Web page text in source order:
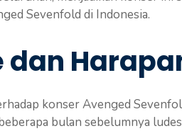
Sevenfold di Indonesia.
konser Avenged
bulan sebelumnya